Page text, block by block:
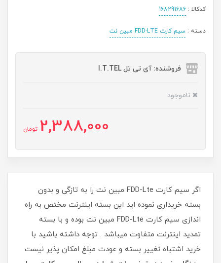
کدکالا : 168291686
دسته : سیم کارت FDD-LTE مبین نت
فروشنده: آی تی تل I.T.TEL
ناموجود
2,388,000 تومان
اگر سیم کارت FDD-Lte مبین نت را به تازگی و بدون
بسته خریداری نموده اید این بسته اینترنت مختص به راه
اندازی سیم کارت FDD-Lte مبین نت بوده و با بسته
تمدید اینترنت متفاوت میباشد . توجه داشته باشید با
خرید اشتباه تغییر بسته و عودت مبلغ امکان پذیر نیست